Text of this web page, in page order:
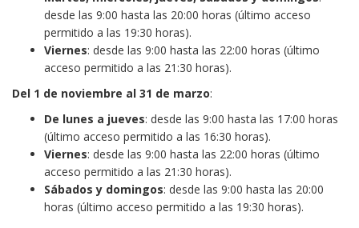
desde las 9:00 hasta las 20:00 horas (último acceso
permitido a las 19:30 horas).
Viernes: desde las 9:00 hasta las 22:00 horas (último
acceso permitido a las 21:30 horas).
Del 1 de noviembre al 31 de marzo:
De lunes a jueves: desde las 9:00 hasta las 17:00 horas
(último acceso permitido a las 16:30 horas).
Viernes: desde las 9:00 hasta las 22:00 horas (último
acceso permitido a las 21:30 horas).
Sábados y domingos: desde las 9:00 hasta las 20:00
horas (último acceso permitido a las 19:30 horas).